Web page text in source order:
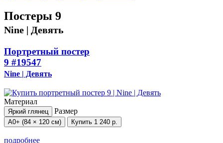
Постеры 9
Nine | Девять
Портретный постер
9 #19547
Nine | Девять
Материал
Яркий глянец Размер
А0+ (84 × 120 см) Купить 1 240 р.
подробнее